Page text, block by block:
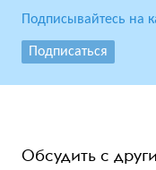
Подписывайтесь на
Подписаться
Обсудить с